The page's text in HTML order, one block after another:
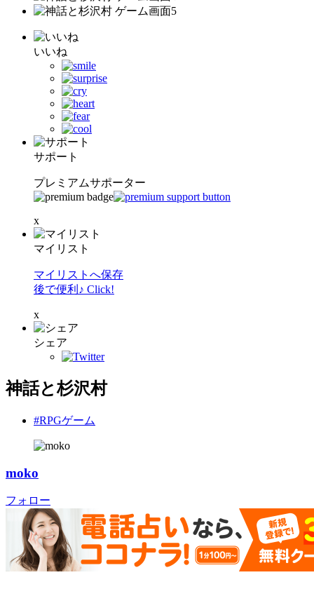
いいね
サポート
プレミアムサポーター
x
マイリスト
マイリストへ保存
後で便利♪ Click!
x
シェア
神話と杉沢村
#RPGゲーム
moko
フォロー